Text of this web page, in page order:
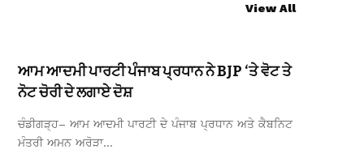
View All
ਆਮ ਆਦਮੀ ਪਾਰਟੀ ਪੰਜਾਬ ਪ੍ਰਧਾਨ ਨੇ BJP ‘ਤੇ ਵੋਟ ਤੇ
ਨੋਟ ਚੋਰੀ ਦੇ ਲਗਾਏ ਦੋਸ਼
ਚੰਡੀਗੜ੍ਹ– ਆਮ ਆਦਮੀ ਪਾਰਟੀ ਦੇ ਪੰਜਾਬ ਪ੍ਰਧਾਨ ਅਤੇ ਕੈਬਨਿਟ
ਮੰਤਰੀ ਅਮਨ ਅਰੋੜਾ…